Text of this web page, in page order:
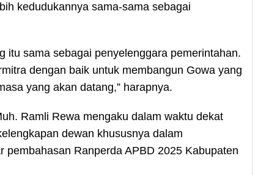
kedudukannya sama-sama sebagai
itu sama sebagai penyelenggara pemerintahan.
dengan baik untuk membangun Gowa yang
yang akan datang,” harapnya.
Ramli Rewa mengaku dalam waktu dekat
dewan khususnya dalam
pembahasan Ranperda APBD 2025 Kabupaten